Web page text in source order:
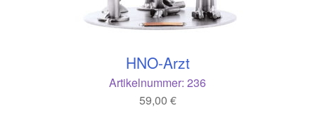
HNO-Arzt
Artikelnummer: 236
59,00 €